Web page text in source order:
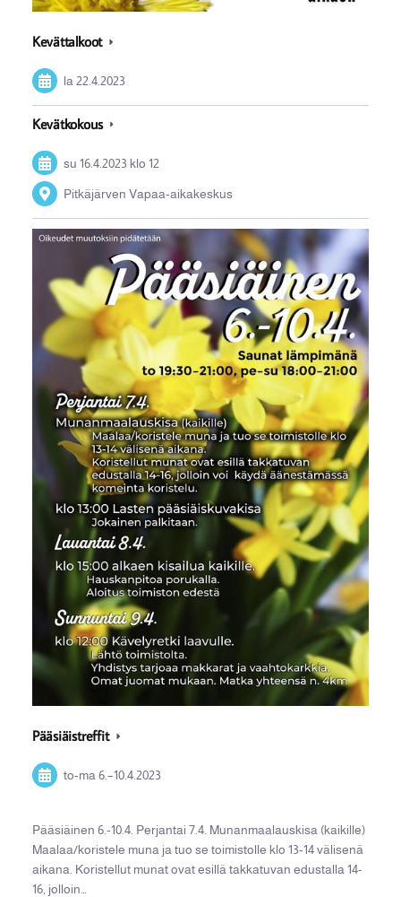
Kevättalkoot
la 22.4.2023
Kevätkokous
su 16.4.2023 klo 12
Pitkäjärven Vapaa-aikakeskus
Pääsiäistreffit
to-ma6.–10.4.2023
Pääsiäinen 6.-10.4. Perjantai 7.4. Munanmaalauskisa (kaikille)
Maalaa/koristele muna ja tuo se toimistolle klo 13-14 välisenä
aikana. Koristellut munat ovat esillä takkatuvan edustalla 14-
16, jolloin…